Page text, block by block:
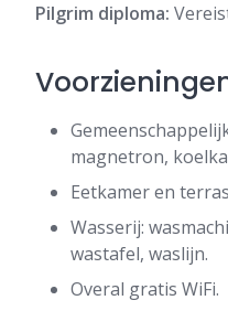
Pilgrim diploma:
magnetron,
Eetkamer en
Wasserij:
wastafel, waslijn.
Overal gratis WiFi.